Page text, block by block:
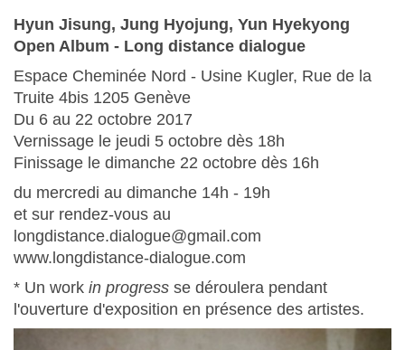
Hyun Jisung, Jung Hyojung, Yun Hyekyong
Open Album - Long distance dialogue
Espace Cheminée Nord - Usine Kugler, Rue de la
Truite 4bis 1205 Genève
Du 6 au 22 octobre 2017
Vernissage le jeudi 5 octobre dès 18h
Finissage le dimanche 22 octobre dès 16h
du mercredi au dimanche 14h - 19h
et sur rendez-vous au
longdistance.dialogue@gmail.com
www.longdistance-dialogue.com
* Un work in progress se déroulera pendant
l'ouverture d'exposition en présence d​es ​artiste​s​.